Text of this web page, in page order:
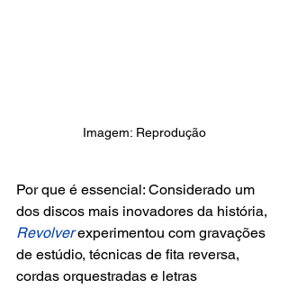
Imagem: Reprodução
Por que é essencial: Considerado um
dos discos mais inovadores da história,
Revolver experimentou com gravações
de estúdio, técnicas de fita reversa,
cordas orquestradas e letras